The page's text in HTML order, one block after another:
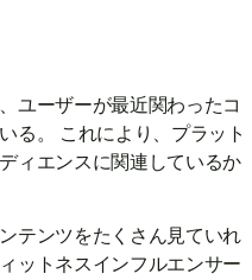
ユーザーが最近関わったコ
る。 これにより、プラット
ィエンスに関連しているか
テンツをたくさん見ていれ
ットネスインフルエンサー